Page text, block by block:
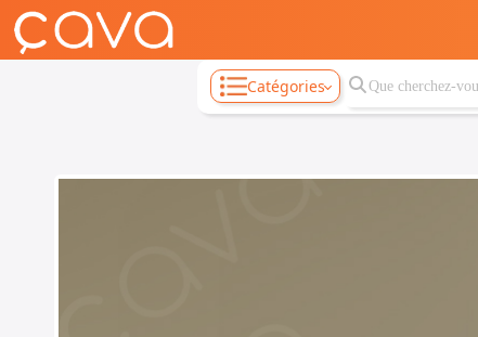
Catégories